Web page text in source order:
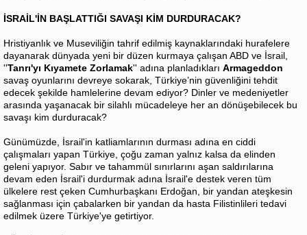
İSRAİL'İN BAŞLATTIĞI SAVAŞI KİM DURDURACAK?
Hristiyanlık ve Museviliğin tahrif edilmiş kaynaklarındaki hurafelere
dayanarak dünyada yeni bir düzen kurmaya çalışan ABD ve İsrail,
''Tanrı'yı Kıyamete Zorlamak'' adına planladıkları Armageddon
savaş oyunlarını devreye sokarak, Türkiye’nin güvenliğini tehdit
edecek şekilde hamlelerine devam ediyor? Dinler ve medeniyetler
arasında yaşanacak bir silahlı mücadeleye her an dönüşebilecek bu
savaşı kim durduracak?
Günümüzde, İsrail'in katliamlarının durması adına en ciddi
çalışmaları yapan Türkiye, çoğu zaman yalnız kalsa da elinden
geleni yapıyor. Sabır ve tahammül sınırlarını aşan saldırılarına
devam eden İsrail'i durdurmak adına İsrail'e destek veren tüm
ülkelere rest çeken Cumhurbaşkanı Erdoğan, bir yandan ateşkesin
sağlanması için çabalarken bir yandan da hasta Filistinlileri tedavi
edilmek üzere Türkiye'ye getirtiyor.